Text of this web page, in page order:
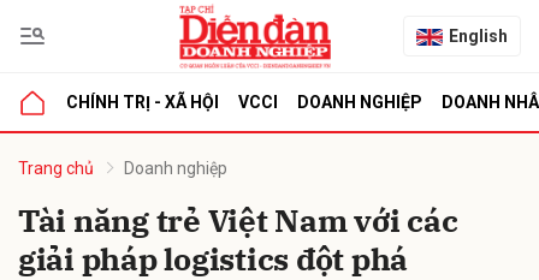
English
CHÍNH TRỊ - XÃ HỘI VCCI DOANH NGHIỆP DOANH
Trang chủ Doanh nghiệp
Tài năng trẻ Việt Nam với các
giải pháp logistics đột phá
luận